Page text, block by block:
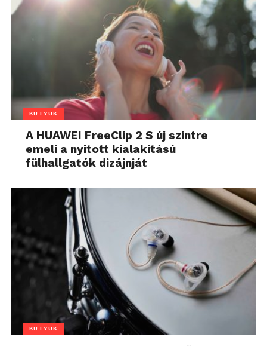
KÜTYÜK
A HUAWEI FreeClip 2 S új szintre
emeli a nyitott kialakítású
fülhallgatók dizájnját
KÜTYÜK